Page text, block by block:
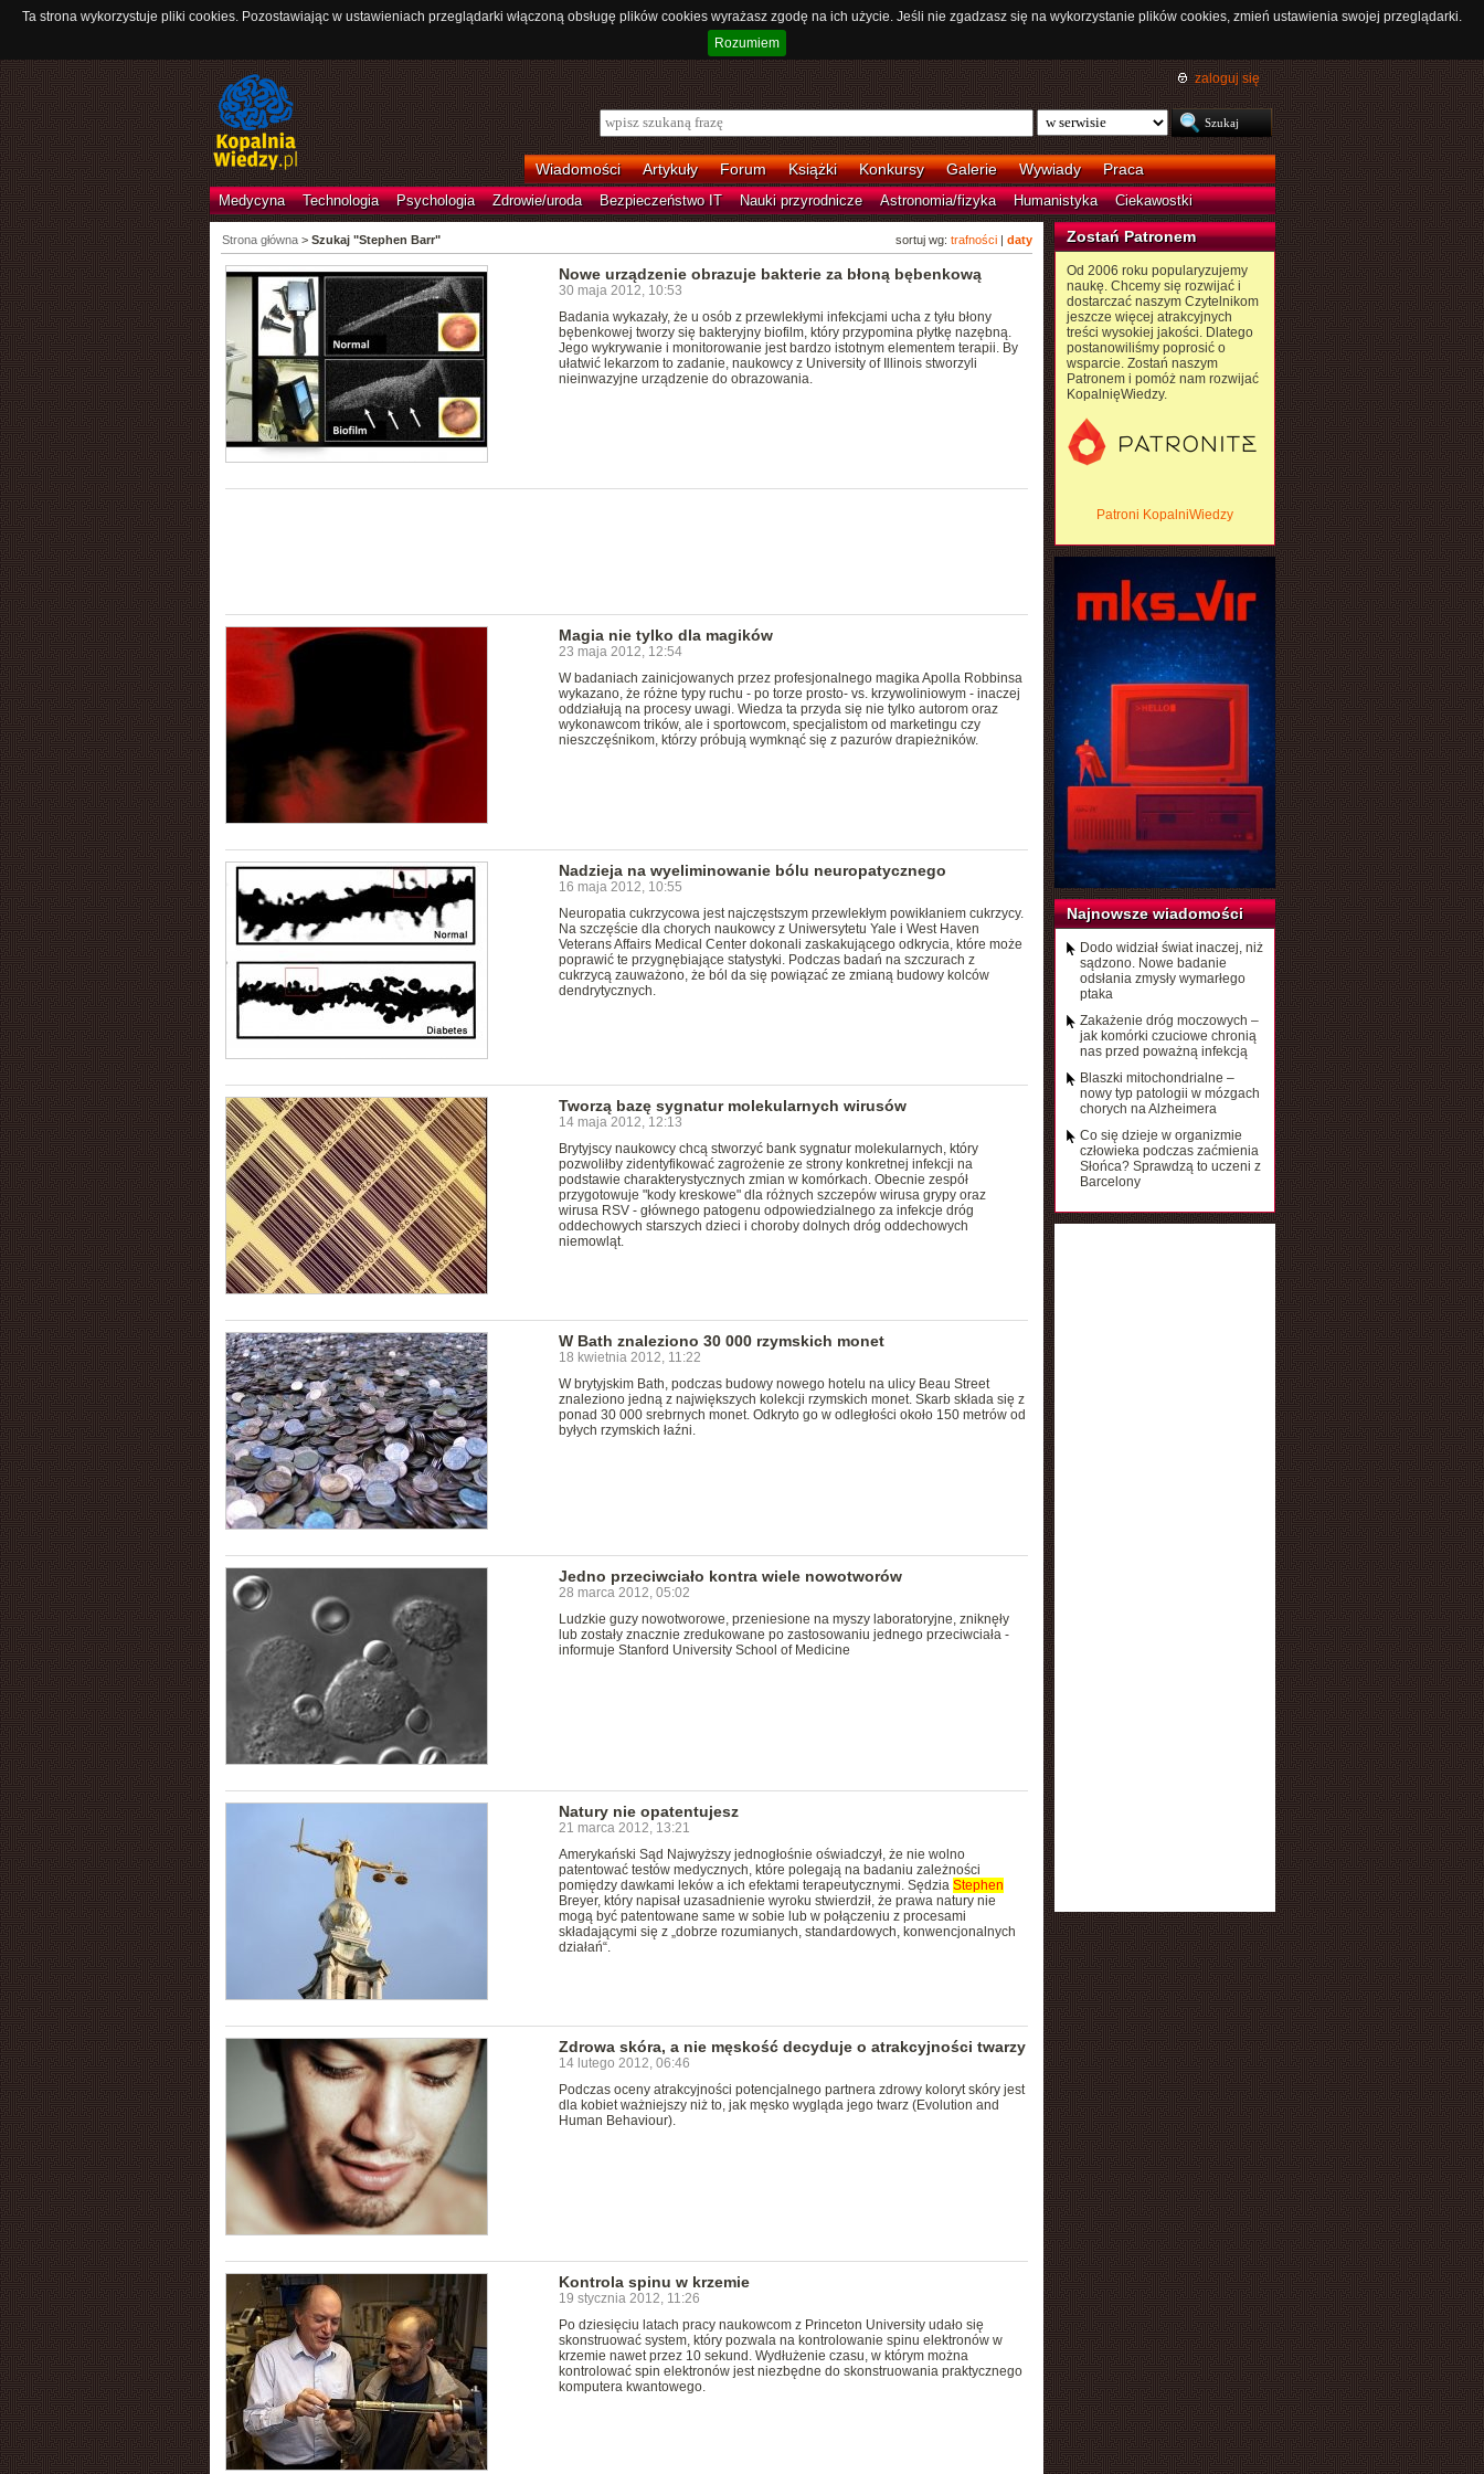
Ta strona wykorzystuje pliki cookies. Pozostawiając w ustawieniach przeglądarki włączoną obsługę plików cookies wyrażasz zgodę na ich użycie. Jeśli nie zgadzasz się na wykorzystanie plików cookies, zmień ustawienia swojej przeglądarki.
Rozumiem
zaloguj się
Wiadomości Artykuły Forum Książki Konkursy Galerie Wywiady Praca
Medycyna Technologia Psychologia Zdrowie/uroda Bezpieczeństwo IT Nauki przyrodnicze Astronomia/fizyka Humanistyka Ciekawostki
sortuj wg: trafności| daty
Strona główna> Szukaj "Stephen Barr"
Nowe urządzenie obrazuje bakterie za błoną bębenkową
30 maja 2012, 10:53
Badania wykazały, że u osób z przewlekłymi infekcjami ucha z tyłu błony
bębenkowej tworzy się bakteryjny biofilm, który przypomina płytkę nazębną.
Jego wykrywanie i monitorowanie jest bardzo istotnym elementem terapii. By
ułatwić lekarzom to zadanie, naukowcy z University of Illinois stworzyli
nieinwazyjne urządzenie do obrazowania.
Magia nie tylko dla magików
23 maja 2012, 12:54
W badaniach zainicjowanych przez profesjonalnego magika Apolla Robbinsa
wykazano, że różne typy ruchu - po torze prosto- vs. krzywoliniowym - inaczej
oddziałują na procesy uwagi. Wiedza ta przyda się nie tylko autorom oraz
wykonawcom trików, ale i sportowcom, specjalistom od marketingu czy
nieszczęśnikom, którzy próbują wymknąć się z pazurów drapieżników.
Nadzieja na wyeliminowanie bólu neuropatycznego
16 maja 2012, 10:55
Neuropatia cukrzycowa jest najczęstszym przewlekłym powikłaniem cukrzycy.
Na szczęście dla chorych naukowcy z Uniwersytetu Yale i West Haven
Veterans Affairs Medical Center dokonali zaskakującego odkrycia, które może
poprawić te przygnębiające statystyki. Podczas badań na szczurach z
cukrzycą zauważono, że ból da się powiązać ze zmianą budowy kolców
dendrytycznych.
Tworzą bazę sygnatur molekularnych wirusów
14 maja 2012, 12:13
Brytyjscy naukowcy chcą stworzyć bank sygnatur molekularnych, który
pozwoliłby zidentyfikować zagrożenie ze strony konkretnej infekcji na
podstawie charakterystycznych zmian w komórkach. Obecnie zespół
przygotowuje "kody kreskowe" dla różnych szczepów wirusa grypy oraz
wirusa RSV - głównego patogenu odpowiedzialnego za infekcje dróg
oddechowych starszych dzieci i choroby dolnych dróg oddechowych
niemowląt.
W Bath znaleziono 30 000 rzymskich monet
18 kwietnia 2012, 11:22
W brytyjskim Bath, podczas budowy nowego hotelu na ulicy Beau Street
znaleziono jedną z największych kolekcji rzymskich monet. Skarb składa się z
ponad 30 000 srebrnych monet. Odkryto go w odległości około 150 metrów od
byłych rzymskich łaźni.
Jedno przeciwciało kontra wiele nowotworów
28 marca 2012, 05:02
Ludzkie guzy nowotworowe, przeniesione na myszy laboratoryjne, zniknęły
lub zostały znacznie zredukowane po zastosowaniu jednego przeciwciała -
informuje Stanford University School of Medicine
Natury nie opatentujesz
21 marca 2012, 13:21
Amerykański Sąd Najwyższy jednogłośnie oświadczył, że nie wolno
patentować testów medycznych, które polegają na badaniu zależności
pomiędzy dawkami leków a ich efektami terapeutycznymi. Sędzia Stephen
Breyer, który napisał uzasadnienie wyroku stwierdził, że prawa natury nie
mogą być patentowane same w sobie lub w połączeniu z procesami
składającymi się z „dobrze rozumianych, standardowych, konwencjonalnych
działań“.
Zdrowa skóra, a nie męskość decyduje o atrakcyjności twarzy
14 lutego 2012, 06:46
Podczas oceny atrakcyjności potencjalnego partnera zdrowy koloryt skóry jest
dla kobiet ważniejszy niż to, jak męsko wygląda jego twarz (Evolution and
Human Behaviour).
Kontrola spinu w krzemie
19 stycznia 2012, 11:26
Po dziesięciu latach pracy naukowcom z Princeton University udało się
skonstruować system, który pozwala na kontrolowanie spinu elektronów w
krzemie nawet przez 10 sekund. Wydłużenie czasu, w którym można
kontrolować spin elektronów jest niezbędne do skonstruowania praktycznego
komputera kwantowego.
Zostań Patronem
Od 2006 roku popularyzujemy
naukę. Chcemy się rozwijać i
dostarczać naszym Czytelnikom
jeszcze więcej atrakcyjnych
treści wysokiej jakości. Dlatego
postanowiliśmy poprosić o
wsparcie. Zostań naszym
Patronem i pomóż nam rozwijać
KopalnięWiedzy.
Patroni KopalniWiedzy
Najnowsze wiadomości
Dodo widział świat inaczej, niż
sądzono. Nowe badanie
odsłania zmysły wymarłego
ptaka
Zakażenie dróg moczowych –
jak komórki czuciowe chronią
nas przed poważną infekcją
Blaszki mitochondrialne –
nowy typ patologii w mózgach
chorych na Alzheimera
Co się dzieje w organizmie
człowieka podczas zaćmienia
Słońca? Sprawdzą to uczeni z
Barcelony